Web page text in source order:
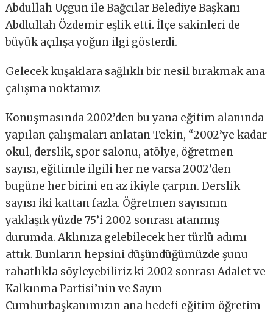
Abdullah Uçgun ile Bağcılar Belediye Başkanı
Abdlullah Özdemir eşlik etti. İlçe sakinleri de
büyük açılışa yoğun ilgi gösterdi.
Gelecek kuşaklara sağlıklı bir nesil bırakmak ana
çalışma noktamız
Konuşmasında 2002’den bu yana eğitim alanında
yapılan çalışmaları anlatan Tekin, “2002’ye kadar
okul, derslik, spor salonu, atölye, öğretmen
sayısı, eğitimle ilgili her ne varsa 2002’den
bugüne her birini en az ikiyle çarpın. Derslik
sayısı iki kattan fazla. Öğretmen sayısının
yaklaşık yüzde 75’i 2002 sonrası atanmış
durumda. Aklınıza gelebilecek her türlü adımı
attık. Bunların hepsini düşündüğümüzde şunu
rahatlıkla söyleyebiliriz ki 2002 sonrası Adalet ve
Kalkınma Partisi’nin ve Sayın
Cumhurbaşkanımızın ana hedefi eğitim öğretim